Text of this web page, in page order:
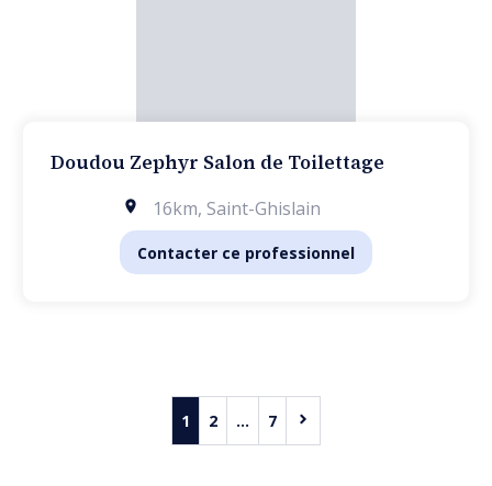
Doudou Zephyr Salon de Toilettage
16km, Saint-Ghislain
Contacter ce professionnel
1 2 ... 7